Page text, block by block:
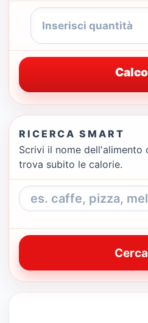
RICERCA SMART
Scrivi il nome dell'alimento
trova subito le calorie.
Cerca